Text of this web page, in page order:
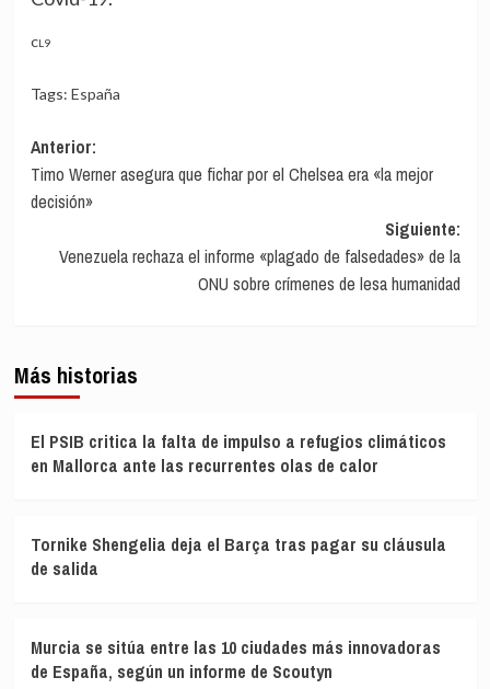
CL9
Tags: España
Navegación
de
entradas
Anterior:
Timo Werner asegura que fichar por el Chelsea era «la mejor
decisión»
Siguiente:
Venezuela rechaza el informe «plagado de falsedades» de la
ONU sobre crímenes de lesa humanidad
Más historias
El PSIB critica la falta de impulso a refugios climáticos
en Mallorca ante las recurrentes olas de calor
Tornike Shengelia deja el Barça tras pagar su cláusula
de salida
Murcia se sitúa entre las 10 ciudades más innovadoras
de España, según un informe de Scoutyn